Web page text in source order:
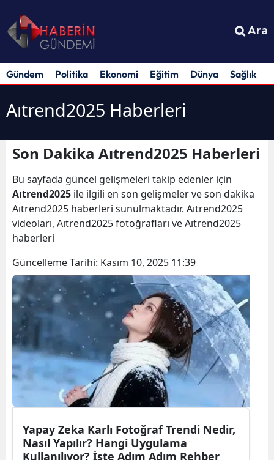
Ara
Gündem Politika Ekonomi Eğitim Dünya Sağlık
Aıtrend2025 Haberleri
Son Dakika Aıtrend2025 Haberleri
Bu sayfada güncel gelişmeleri takip edenler için
Aıtrend2025 ile ilgili en son gelişmeler ve son dakika
Aıtrend2025 haberleri sunulmaktadır. Aıtrend2025
videoları, Aıtrend2025 fotoğrafları ve Aıtrend2025
haberleri
Güncelleme Tarihi: Kasım 10, 2025 11:39
Yapay Zeka Karlı Fotoğraf Trendi Nedir,
Nasıl Yapılır? Hangi Uygulama
Kullanılıyor? İşte Adım Adım Rehber